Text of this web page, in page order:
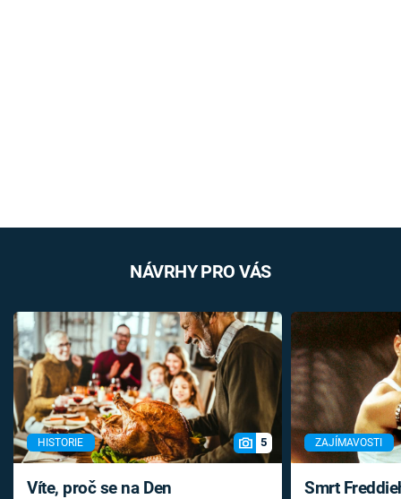
NÁVRHY PRO VÁS
HISTORIE 5
Víte, proč se na Den
ZAJÍMAVOSTI
Smrt